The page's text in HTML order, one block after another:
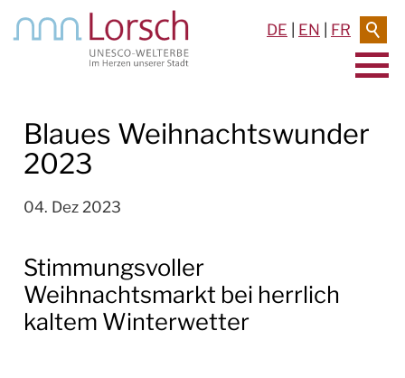
DE EN FR
VERANSTALTUNGEN
TERMINE
Archiv 2025
Archiv 2024
Blaues Weihnachtswunder
2023
04. Dez 2023
Stimmungsvoller
Weihnachtsmarkt bei herrlich
kaltem Winterwetter